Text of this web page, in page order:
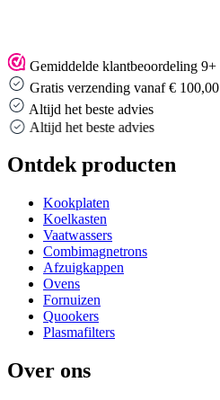
Gemiddelde klantbeoordeling 9+
Gratis verzending vanaf € 100,00
Altijd het beste advies
Altijd het beste advies
Ontdek producten
Kookplaten
Koelkasten
Vaatwassers
Combimagnetrons
Afzuigkappen
Ovens
Fornuizen
Quookers
Plasmafilters
Over ons